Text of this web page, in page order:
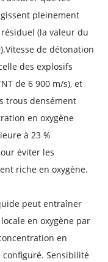
pleinement
(la valeur du
de détonation
des explosifs
de 6 900 m/s), et
trous densément
en oxygène
à 23 %
éviter les
riche en oxygène.
peut entraîner
en oxygène par
en
Sensibilité